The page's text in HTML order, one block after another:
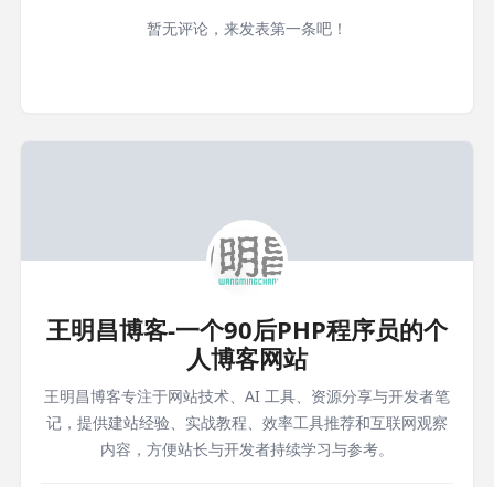
暂无评论，来发表第一条吧！
王明昌博客-一个90后PHP程序员的个
人博客网站
王明昌博客专注于网站技术、AI 工具、资源分享与开发者笔
记，提供建站经验、实战教程、效率工具推荐和互联网观察
内容，方便站长与开发者持续学习与参考。